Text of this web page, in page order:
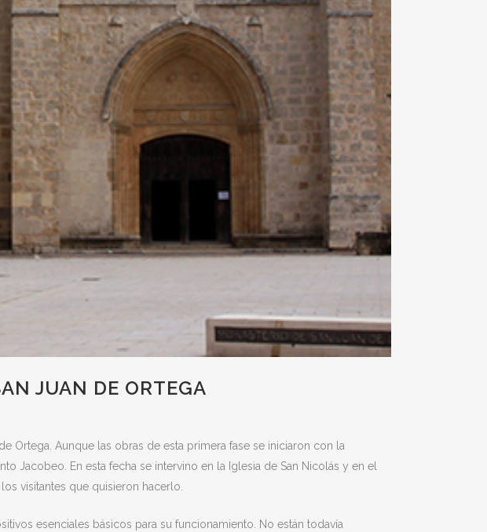
JUAN DE ORTEGA
Ortega. Aunque las obras de esta primera fase se iniciaron con la
Jacobeo. En esta fecha se intervino en la Iglesia de San Nicolás y en el
visitantes que quisieron hacerlo.
esenciales básicos para su funcionamiento. No están todavía